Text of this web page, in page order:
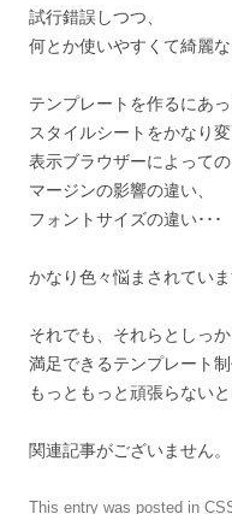
試行錯誤しつつ、
何とか使いやすくて綺麗
テンプレートを作るにあっ
スタイルシートをかなり
表示ブラウザーによっての
マージンの影響の違い、
フォントサイズの違い･･･
かなり色々悩まされてい
それでも、それらとしっ
満足できるテンプレート制
もっともっと頑張らない
関連記事がございません。
This entry was posted in